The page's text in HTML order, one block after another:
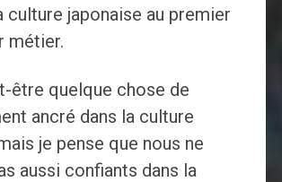
culture japonaise au premier
métier.
être quelque chose de
ancré dans la culture
je pense que nous ne
aussi confiants dans la